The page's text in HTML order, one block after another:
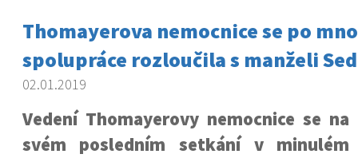
Thomayerova nemocnice se po
spolupráce rozloučila s manželi
02.01.2019
Vedení Thomayerovy nemocnice se na
svém posledním setkání v minulém